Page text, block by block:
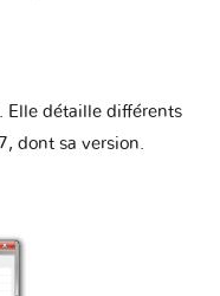
Elle détaille différents
dont sa version.